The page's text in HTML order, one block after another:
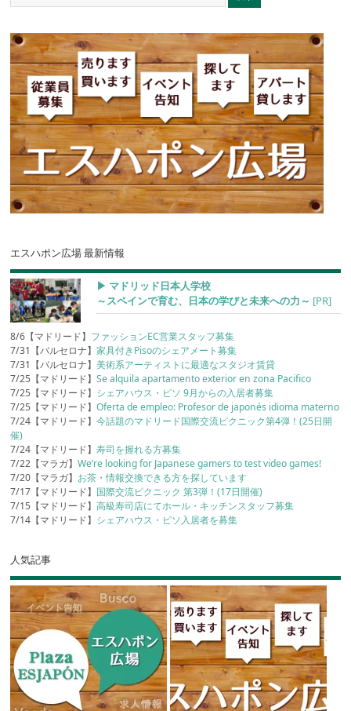
エスハポン広場 最新情報
▶︎ マドリッド日本人学校
～スペインで育む、日本の学びと未来への力～ [PR]
8/6【マドリード】 ファッションEC営業スタッフ募集
7/31【バルセロナ】家具付きPisoのシェアメート募集
7/31【バルセロナ】美術系アーティストに最適なスタジオ賃貸
7/25【マドリード】Se alquila apartamento exterior en zona Pacifico
7/25【マドリード】 シェアハウス・ピソ 9月からの入居者募集
7/25【マドリード】Oferta de empleo: Profesor de japonés idioma materno
7/24【マドリード】今話題のマドリード国際交流ピクニック第4弾！(25日開
催)
7/24【マドリード】寿司を握れる方募集
7/22【マラガ】We’re looking for Japanese gamers to test video games!
7/20【マラガ】 お茶・情報交換できる方を探しています
7/17【マドリード】 国際交流ピクニック 第3弾！(17日開催)
7/15【マドリード】高級寿司店にてホール・キッチンスタッフ募集
7/14【マドリード】 シェアハウス・ピソ入居者を募集
人気記事